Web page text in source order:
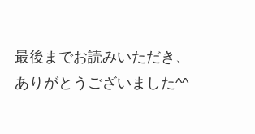
最後までお読みいただき、
ありがとうございました^^